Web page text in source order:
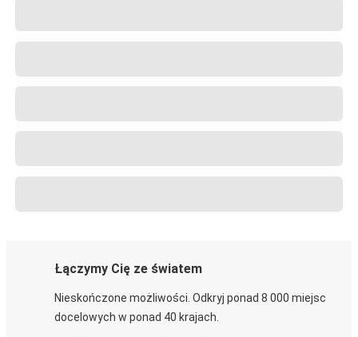
Łączymy Cię ze światem
Nieskończone możliwości. Odkryj ponad 8 000 miejsc
docelowych w ponad 40 krajach.